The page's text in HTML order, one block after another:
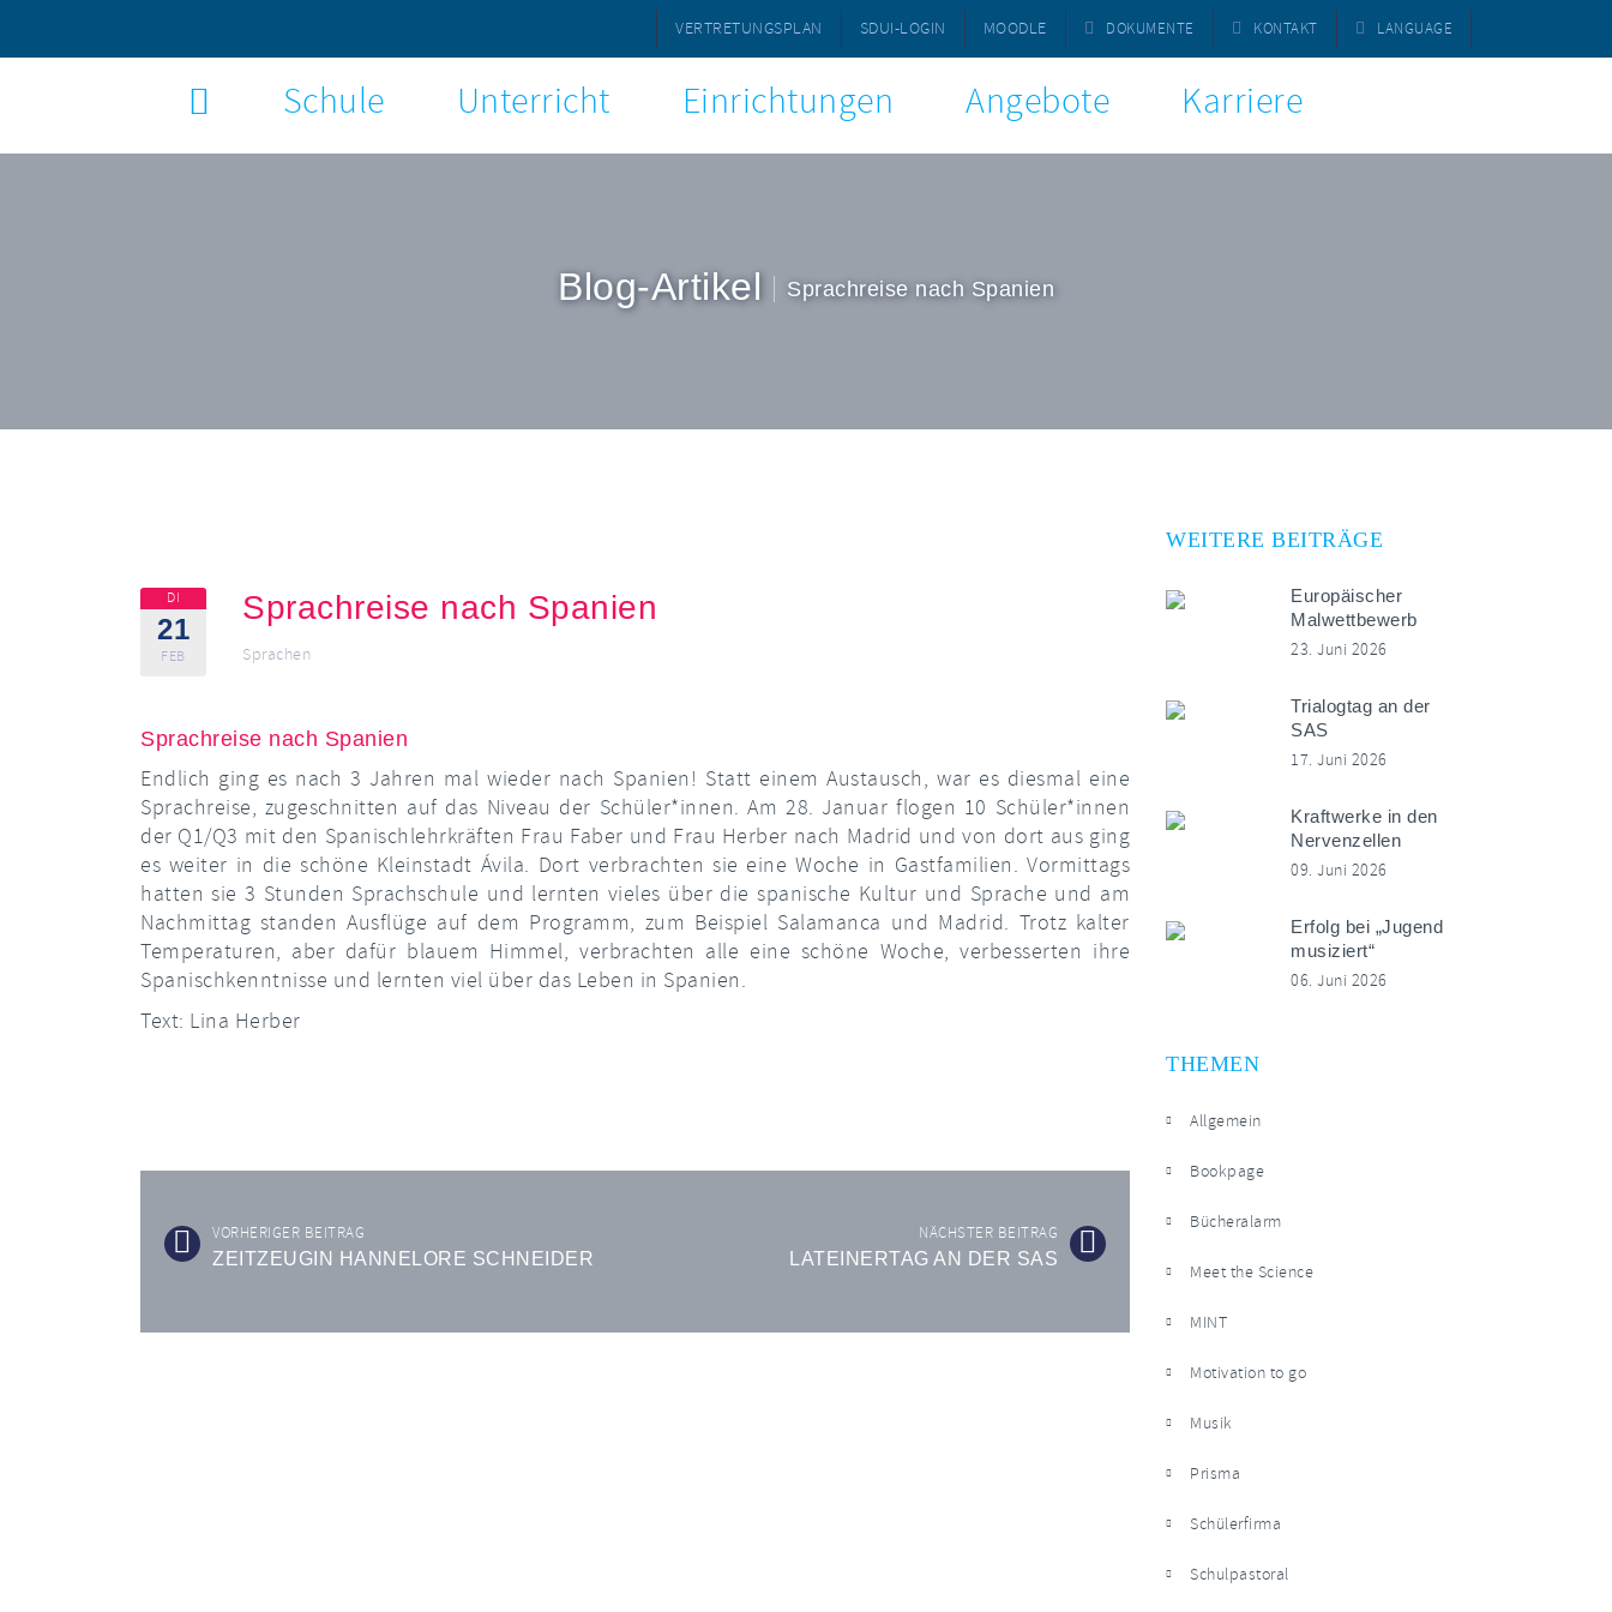
VERTRETUNGSPLAN SDUI-LOGIN MOODLE DOKUMENTE KONTAKT LANGUAGE
Schule Unterricht Einrichtungen Angebote Karriere
Blog-Artikel Sprachreise nach Spanien
DI
21
FEB
Sprachreise nach Spanien
Sprachen
Sprachreise nach Spanien
Endlich ging es nach 3 Jahren mal wieder nach Spanien! Statt einem Austausch, war es diesmal eine
Sprachreise, zugeschnitten auf das Niveau der Schüler*innen. Am 28. Januar flogen 10 Schüler*innen
der Q1/Q3 mit den Spanischlehrkräften Frau Faber und Frau Herber nach Madrid und von dort aus ging
es weiter in die schöne Kleinstadt Ávila. Dort verbrachten sie eine Woche in Gastfamilien. Vormittags
hatten sie 3 Stunden Sprachschule und lernten vieles über die spanische Kultur und Sprache und am
Nachmittag standen Ausflüge auf dem Programm, zum Beispiel Salamanca und Madrid. Trotz kalter
Temperaturen, aber dafür blauem Himmel, verbrachten alle eine schöne Woche, verbesserten ihre
Spanischkenntnisse und lernten viel über das Leben in Spanien.
Text: Lina Herber
VORHERIGER BEITRAG
ZEITZEUGIN HANNELORE SCHNEIDER
NÄCHSTER BEITRAG
LATEINERTAG AN DER SAS
WEITERE BEITRÄGE
Europäischer
Malwettbewerb
23. Juni 2026
Trialogtag an der
SAS
17. Juni 2026
Kraftwerke in den
Nervenzellen
09. Juni 2026
Erfolg bei „Jugend
musiziert“
06. Juni 2026
THEMEN
Allgemein
Bookpage
Bücheralarm
Meet the Science
MINT
Motivation to go
Musik
Prisma
Schülerfirma
Schulpastoral